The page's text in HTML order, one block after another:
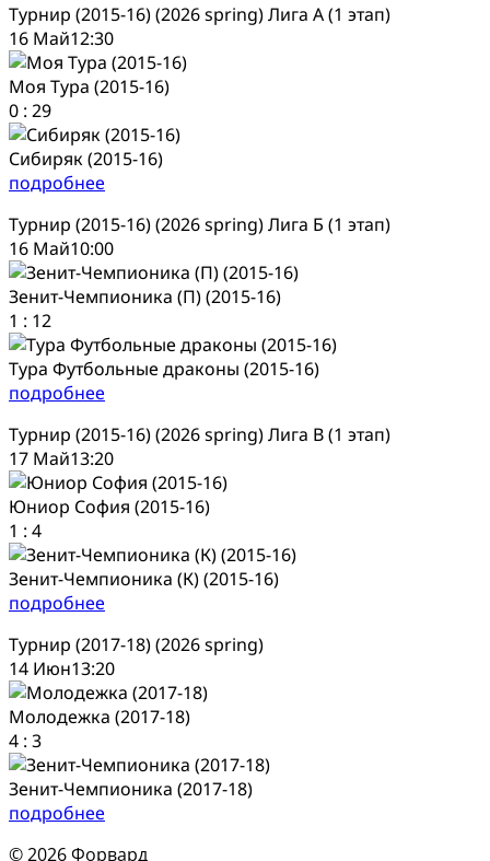
Турнир (2015-16) (2026 spring) Лига А (1 этап)
16 Май12:30
Моя Тура (2015-16)
0 : 29
Сибиряк (2015-16)
подробнее
Турнир (2015-16) (2026 spring) Лига Б (1 этап)
16 Май10:00
Зенит-Чемпионика (П) (2015-16)
1 : 12
Тура Футбольные драконы (2015-16)
подробнее
Турнир (2015-16) (2026 spring) Лига В (1 этап)
17 Май13:20
Юниор София (2015-16)
1 : 4
Зенит-Чемпионика (К) (2015-16)
подробнее
Турнир (2017-18) (2026 spring)
14 Июн13:20
Молодежка (2017-18)
4 : 3
Зенит-Чемпионика (2017-18)
подробнее
© 2026 Форвард